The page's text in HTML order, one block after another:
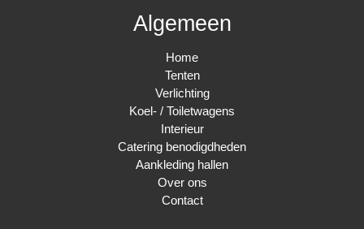
Algemeen
Home
Tenten
Verlichting
Koel- / Toiletwagens
Interieur
Catering benodigdheden
Aankleding hallen
Over ons
Contact